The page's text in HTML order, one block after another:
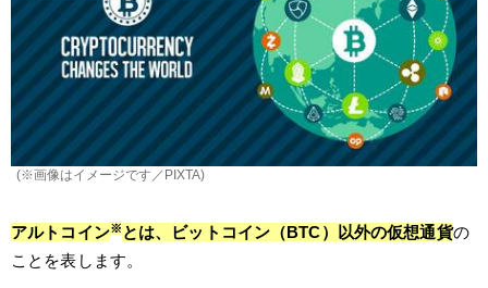
(※画像はイメージです／PIXTA)
アルトコイン※とは、ビットコイン（BTC）以外の仮想通貨の
ことを表します。